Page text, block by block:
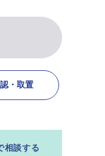
・取置
相談する